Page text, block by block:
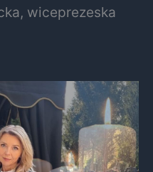
wiceprezeska